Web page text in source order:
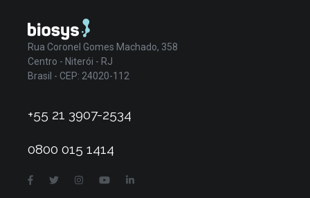
Rua Coronel Gomes Machado, 358
Centro - Niterói - RJ
Brasil - CEP: 24020-112
+55 21 3907-2534
0800 015 1414